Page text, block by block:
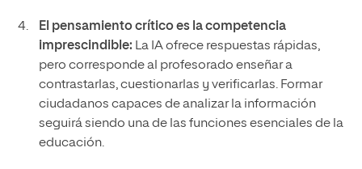
El pensamiento crítico es la competencia
imprescindible: La IA ofrece respuestas rápidas,
pero corresponde al profesorado enseñar a
contrastarlas, cuestionarlas y verificarlas. Formar
ciudadanos capaces de analizar la información
seguirá siendo una de las funciones esenciales de la
educación.